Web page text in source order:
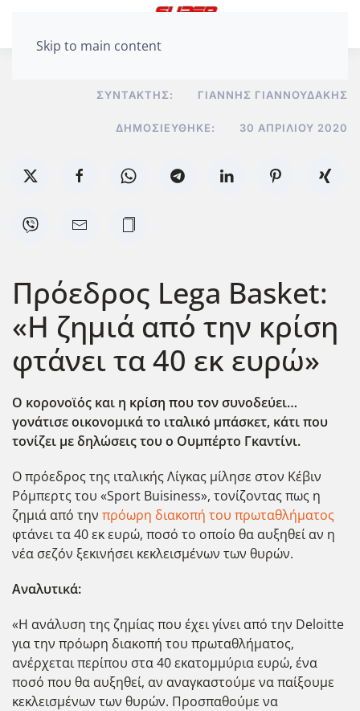
Skip to main content
ΣΥΝΤΆΚΤΗΣ: ΓΙΆΝΝΗΣ ΓΙΑΝΝΟΥΔΆΚΗΣ
ΔΗΜΟΣΙΕΎΘΗΚΕ: 30 ΑΠΡΙΛΊΟΥ 2020
Πρόεδρος Lega Basket:
«Η ζημιά από την κρίση
φτάνει τα 40 εκ ευρώ»
Ο κορονοϊός και η κρίση που τον συνοδεύει…
γονάτισε οικονομικά το ιταλικό μπάσκετ, κάτι που
τονίζει με δηλώσεις του ο Ουμπέρτο Γκαντίνι.
Ο πρόεδρος της ιταλικής Λίγκας μίλησε στον Κέβιν
Ρόμπερτς του «Sport Buisiness», τονίζοντας πως η
ζημιά από την πρόωρη διακοπή του πρωταθλήματος
φτάνει τα 40 εκ ευρώ, ποσό το οποίο θα αυξηθεί αν η
νέα σεζόν ξεκινήσει κεκλεισμένων των θυρών.
Αναλυτικά:
«Η ανάλυση της ζημίας που έχει γίνει από την Deloitte
για την πρόωρη διακοπή του πρωταθλήματος,
ανέρχεται περίπου στα 40 εκατομμύρια ευρώ, ένα
ποσό που θα αυξηθεί, αν αναγκαστούμε να παίξουμε
κεκλεισμένων των θυρών. Προσπαθούμε να